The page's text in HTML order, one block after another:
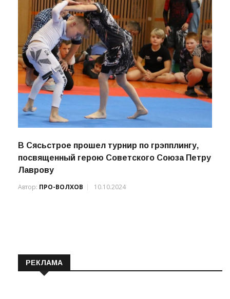
В Сясьстрое прошел турнир по грэпплингу,
посвященный герою Советского Союза Петру
Лаврову
Автор: ПРО-ВОЛХОВ 10.10.2024
РЕКЛАМА